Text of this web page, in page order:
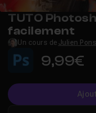
TUTO
facilement
Un cours de Julien Pons
9,99€